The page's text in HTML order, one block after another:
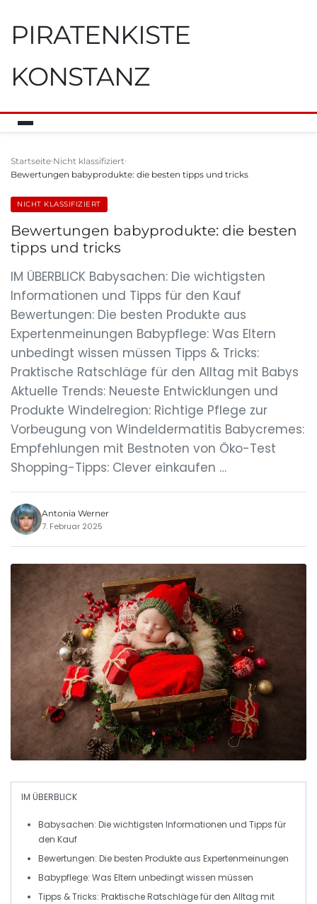
PIRATENKISTE
KONSTANZ
Startseite Nicht klassifiziert
Bewertungen babyprodukte: die besten tipps und tricks
NICHT KLASSIFIZIERT
Bewertungen babyprodukte: die besten
tipps und tricks
IM ÜBERBLICK Babysachen: Die wichtigsten
Informationen und Tipps für den Kauf
Bewertungen: Die besten Produkte aus
Expertenmeinungen Babypflege: Was Eltern
unbedingt wissen müssen Tipps & Tricks:
Praktische Ratschläge für den Alltag mit Babys
Aktuelle Trends: Neueste Entwicklungen und
Produkte Windelregion: Richtige Pflege zur
Vorbeugung von Windeldermatitis Babycremes:
Empfehlungen mit Bestnoten von Öko-Test
Shopping-Tipps: Clever einkaufen …
Antonia Werner
7. Februar 2025
IM ÜBERBLICK
Babysachen: Die wichtigsten Informationen und Tipps für
den Kauf
Bewertungen: Die besten Produkte aus Expertenmeinungen
Babypflege: Was Eltern unbedingt wissen müssen
Tipps & Tricks: Praktische Ratschläge für den Alltag mit